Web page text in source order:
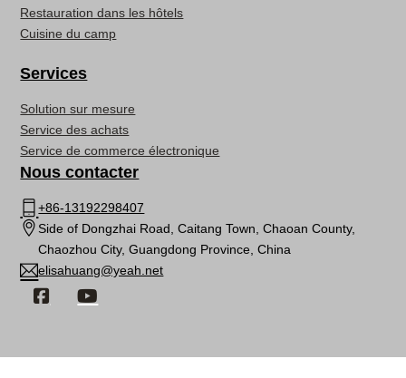
Restauration dans les hôtels
Cuisine du camp
Services
Solution sur mesure
Service des achats
Service de commerce électronique
Nous contacter
+86-13192298407
Side of Dongzhai Road, Caitang Town, Chaoan County,
Chaozhou City, Guangdong Province, China
elisahuang@yeah.net